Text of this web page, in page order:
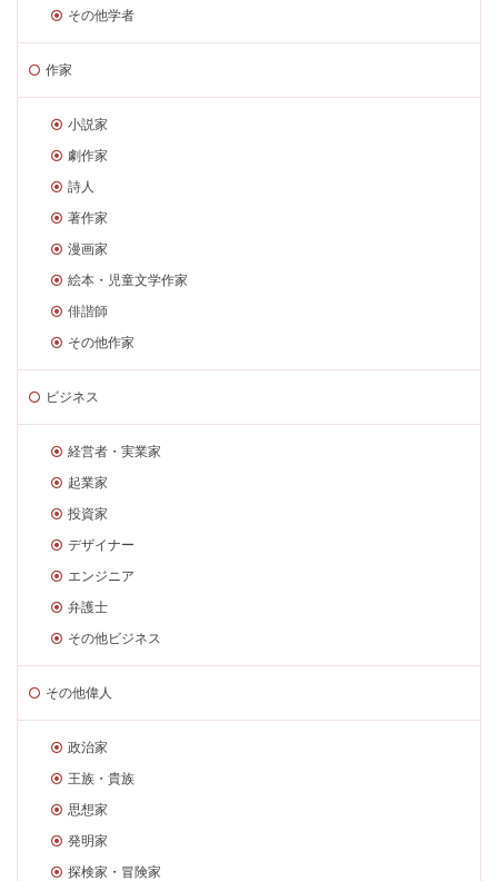
その他学者
作家
小説家
劇作家
詩人
著作家
漫画家
絵本・児童文学作家
俳諧師
その他作家
ビジネス
経営者・実業家
起業家
投資家
デザイナー
エンジニア
弁護士
その他ビジネス
その他偉人
政治家
王族・貴族
思想家
発明家
探検家・冒険家